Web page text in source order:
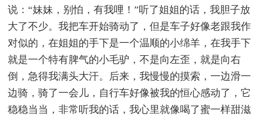
说：“妹妹，别怕，有我哩！”听了姐姐的话，我胆子放
大了不少。我把车开始骑动了，但是车子好像老跟我作
对似的，在姐姐的手下是一个温顺的小绵羊，在我手下
就是一个特有脾气的小毛驴，不是向左歪，就是向右
倒，急得我满头大汗。后来，我慢慢的摸索，一边滑一
边骑，骑了一会儿，自行车好像被我的恒心感动了，它
稳稳当当，非常听我的话，我心里就像喝了蜜一样甜滋